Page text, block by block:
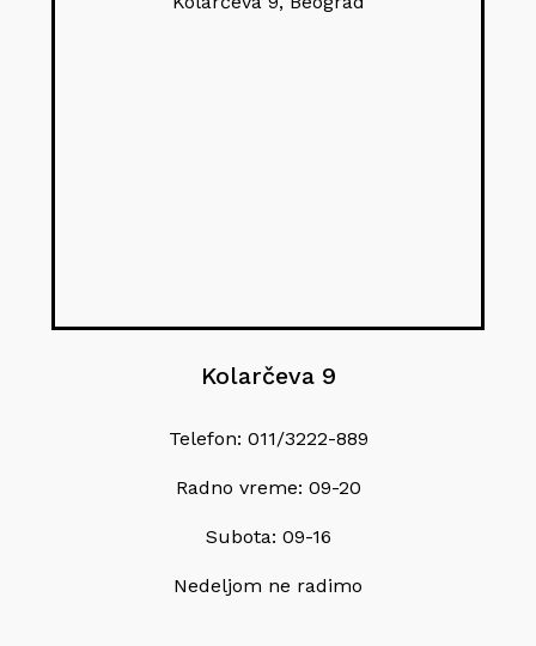
Kolarčeva 9
Telefon: 011/3222-889
Radno vreme: 09-20
Subota: 09-16
Nedeljom ne radimo